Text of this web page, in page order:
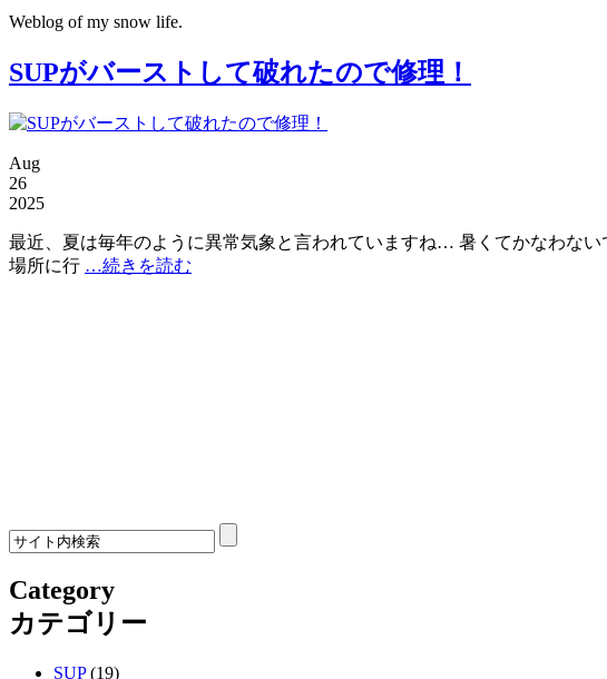
Weblog of my snow life.
SUPがバーストして破れたので修理！
Aug
26
2025
最近、夏は毎年のように異常気象と言われていますね… 暑くてかなわな
場所に行 …続きを読む
Category
カテゴリー
SUP(19)